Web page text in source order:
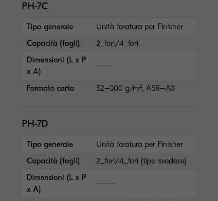
PH-7C
Tipo generale
Unità foratura per Finisher
Capacità (fogli)
2_fori/4_fori
Dimensioni (L x P
x A)
Formato carta
52–300 g/m², A5R–A3
PH-7D
Tipo generale
Unità foratura per Finisher
Capacità (fogli)
2_fori/4_fori (tipo svedese)
Dimensioni (L x P
x A)